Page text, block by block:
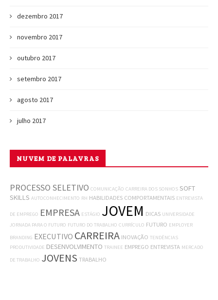
dezembro 2017
novembro 2017
outubro 2017
setembro 2017
agosto 2017
julho 2017
NUVEM DE PALAVRAS
PROCESSO SELETIVO COMUNICAÇÃO CARREIRA DOS SONHOS SOFT
SKILLS AUTOCONHECIMENTO RH HABILIDADES COMPORTAMENTAIS ENTREVISTA
DE EMPREGO EMPRESA ESTÁGIO JOVEM DICAS UNIVERSIDADE
JORNADA PARA O FUTURO FUTURO DO TRABALHO CURRÍCULO FUTURO EMPLOYER
BRANDING EXECUTIVO CARREIRA INOVAÇÃO TENDÊNCIAS
PRODUTIVIDADE DESENVOLVIMENTO TRAINEE EMPREGO ENTREVISTA MERCADO
DE TRABALHO JOVENS TRABALHO